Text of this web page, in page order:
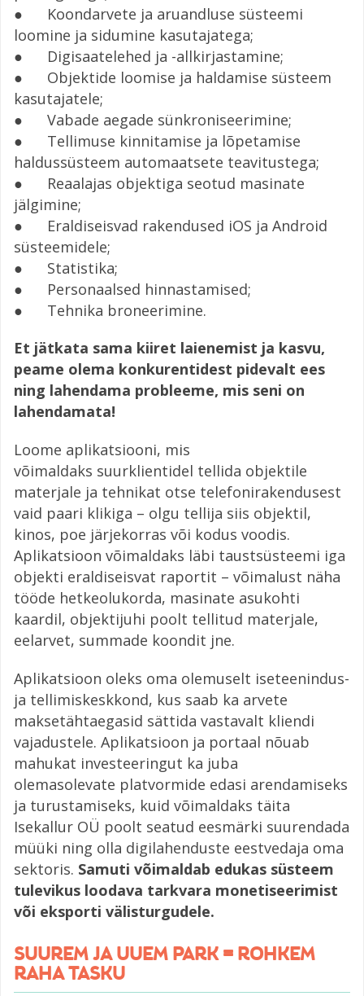
● Koondarvete ja aruandluse süsteemi
loomine ja sidumine kasutajatega;
​● Digisaatelehed ja -allkirjastamine;
● Objektide loomise ja haldamise süsteem
kasutajatele;
● Vabade aegade sünkroniseerimine;
● Tellimuse kinnitamise ja lõpetamise
haldussüsteem automaatsete teavitustega;
● Reaalajas objektiga seotud masinate
jälgimine;
● Eraldiseisvad rakendused iOS ja Android
süsteemidele;
● Statistika;
● Personaalsed hinnastamised;
● Tehnika broneerimine.
Et jätkata sama kiiret laienemist ja kasvu,
peame olema konkurentidest pidevalt ees
ning lahendama probleeme, mis seni on
lahendamata!
Loome aplikatsiooni, mis
võimaldaks suurklientidel tellida objektile
materjale ja tehnikat otse telefonirakendusest
vaid paari klikiga – olgu tellija siis objektil,
kinos, poe järjekorras või kodus voodis.
Aplikatsioon võimaldaks läbi taustsüsteemi iga
objekti eraldiseisvat raportit – võimalust näha
tööde hetkeolukorda, masinate asukohti
kaardil, objektijuhi poolt tellitud materjale,
eelarvet, summade koondit jne.
Aplikatsioon oleks oma olemuselt iseteenindus-
ja tellimiskeskkond, kus saab ka arvete
maksetähtaegasid sättida vastavalt kliendi
vajadustele. Aplikatsioon ja portaal nõuab
mahukat investeeringut ka juba
olemasolevate platvormide edasi arendamiseks
ja turustamiseks, kuid võimaldaks täita
Isekallur OÜ poolt seatud eesmärki suurendada
müüki ning olla digilahenduste eestvedaja oma
sektoris. Samuti võimaldab edukas süsteem
tulevikus loodava tarkvara monetiseerimist
või eksporti välisturgudele.
SUUREM JA UUEM PARK = ROHKEM
RAHA TASKU